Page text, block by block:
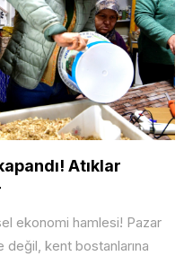
Atıklar
ekonomi hamlesi! Pazar
değil, kent bostanlarına